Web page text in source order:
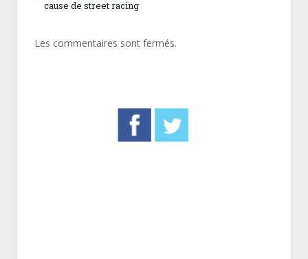
cause de street racing
Les commentaires sont fermés.